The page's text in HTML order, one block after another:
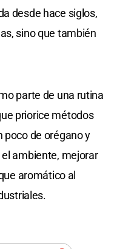
desde hace siglos,
sino que también
parte de una rutina
priorice métodos
poco de orégano y
ambiente, mejorar
aromático al